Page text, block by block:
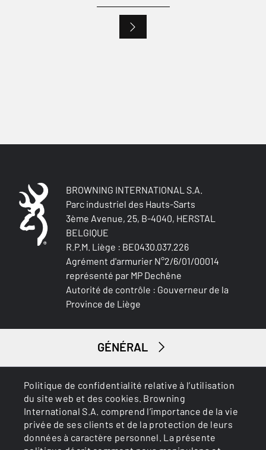
Politique de confidentialité relative à l’utilisation
du site web et des cookies. Browning
International S.A. comprend l’importance de la vie
privée de ses clients et de la protection de leurs
données à caractère personnel. La présente
Petit gibier
BROWNING INTERNATIONAL S.A.
Parc industriel des Hauts-Sarts
3ème Avenue, 25, B-4040, HERSTAL
BELGIQUE
R.P.M. Liège : BE0430.037.226
Agrément d'armurier N°2/6/01/00014
représenté par MP Dechêne
Autorité de contrôle : Gouverneur de la
Province de Liège
GÉNÉRAL
SERVICES